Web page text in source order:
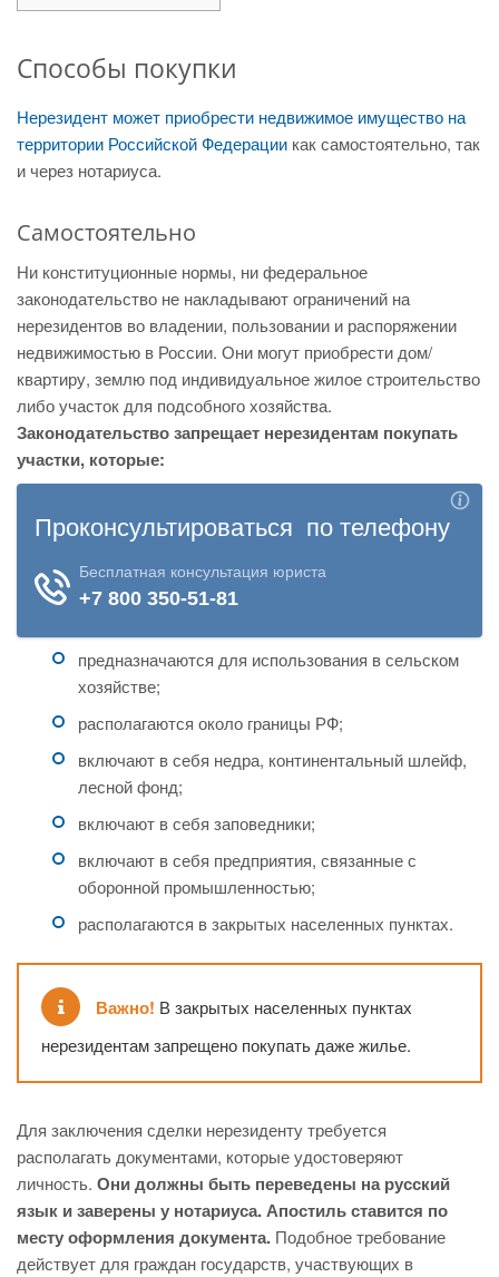
Способы покупки
Нерезидент может приобрести недвижимое имущество на
территории Российской Федерации как самостоятельно, так
и через нотариуса.
Самостоятельно
Ни конституционные нормы, ни федеральное
законодательство не накладывают ограничений на
нерезидентов во владении, пользовании и распоряжении
недвижимостью в России. Они могут приобрести дом/
квартиру, землю под индивидуальное жилое строительство
либо участок для подсобного хозяйства.
Законодательство запрещает нерезидентам покупать
участки, которые:
предназначаются для использования в сельском
хозяйстве;
располагаются около границы РФ;
включают в себя недра, континентальный шлейф,
лесной фонд;
включают в себя заповедники;
включают в себя предприятия, связанные с
оборонной промышленностью;
располагаются в закрытых населенных пунктах.
Важно! В закрытых населенных пунктах
нерезидентам запрещено покупать даже жилье.
Для заключения сделки нерезиденту требуется
располагать документами, которые удостоверяют
личность. Они должны быть переведены на русский
язык и заверены у нотариуса. Апостиль ставится по
месту оформления документа. Подобное требование
действует для граждан государств, участвующих в